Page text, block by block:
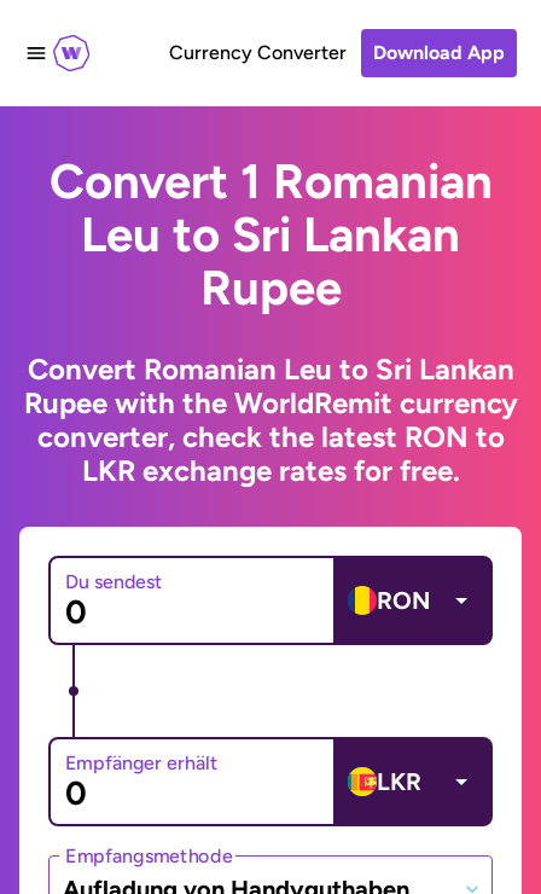
Currency Converter Download App
Convert 1 Romanian
Leu to Sri Lankan
Rupee
Convert Romanian Leu to Sri Lankan
Rupee with the WorldRemit currency
converter, check the latest RON to
LKR exchange rates for free.
Du sendest
RON
Empfänger erhält
LKR
Empfangsmethode